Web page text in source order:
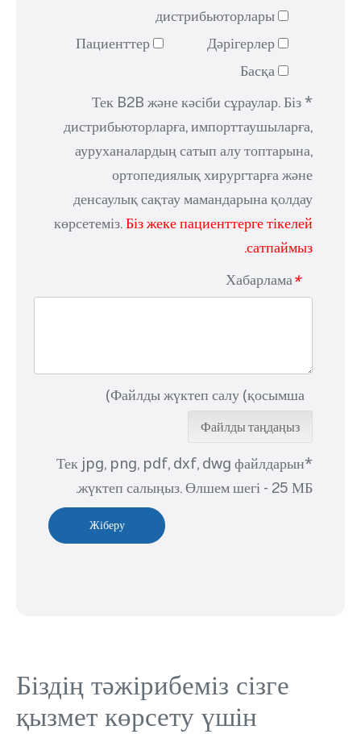
* Тек B2B және кәсіби сұраулар. Біз
дистрибьюторларға, импорттаушыларға,
ауруханалардың сатып алу топтарына,
ортопедиялық хирургтарға және
денсаулық сақтау мамандарына қолдау
көрсетеміз.Біз жеке пациенттерге тікелей
сатпаймыз.
*
Хабарлама
Файлды жүктеп салу (қосымша)
Файлды таңдаңыз
*Тек jpg, png, pdf, dxf, dwg файлдарын
жүктеп салыңыз. Өлшем шегі - 25 МБ.
Жіберу
Біздің тәжірибеміз сізге
қызмет көрсету үшін